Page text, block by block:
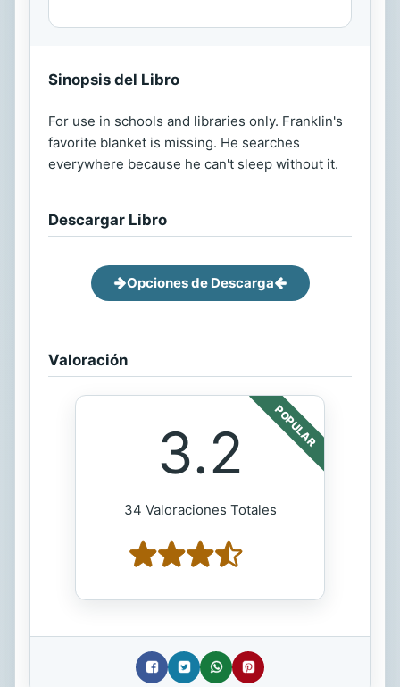
Sinopsis del Libro
For use in schools and libraries only. Franklin's
favorite blanket is missing. He searches
everywhere because he can't sleep without it.
Descargar Libro
Opciones de Descarga
Valoración
POPULAR
3.2
34 Valoraciones Totales